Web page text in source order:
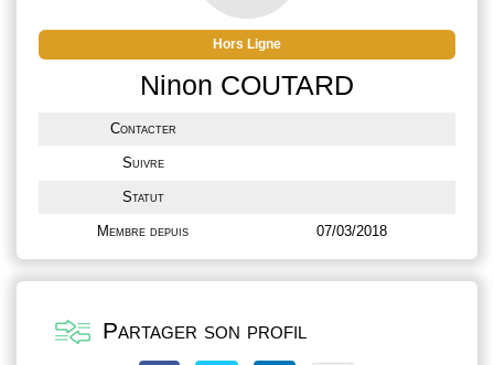
Hors Ligne
Ninon COUTARD
Contacter
Suivre
Statut
Membre depuis 07/03/2018
Partager son profil